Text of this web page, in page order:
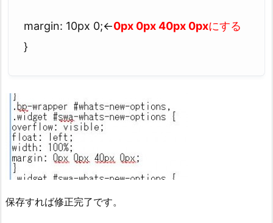
margin: 10px 0;←0px 0px 40px 0pxにする
}
保存すれば修正完了です。